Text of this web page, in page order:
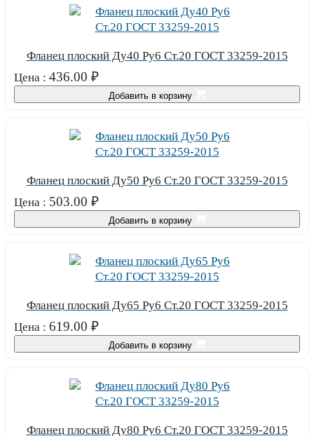
Фланец плоский Ду40 Ру6 Ст.20 ГОСТ 33259-2015
Цена : 436.00 ₽
Добавить в корзину
Фланец плоский Ду50 Ру6 Ст.20 ГОСТ 33259-2015
Цена : 503.00 ₽
Добавить в корзину
Фланец плоский Ду65 Ру6 Ст.20 ГОСТ 33259-2015
Цена : 619.00 ₽
Добавить в корзину
Фланец плоский Ду80 Ру6 Ст.20 ГОСТ 33259-2015